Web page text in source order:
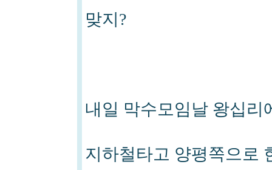
맞지?
내일 막수모임날 왕십리
지하철타고 양평쪽으로